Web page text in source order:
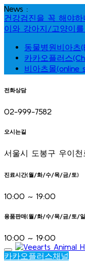
Skip
to
content
News :
건강검진을 꼭 해야하
이와 강아지/고양이
동물병원비아츠
카카오플러스
비아츠몰(online
전화상담
02-999-7582
오시는길
서울시 도봉구 우이
진료시간(월/화/수/목/금/토)
10:00 ~ 19:00
용품판매(월/화/수/목/금/토/
10:00 ~ 19:00
카카오플러스채널